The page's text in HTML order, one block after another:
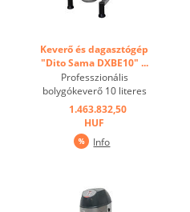
Keverő és dagasztógép
"Dito Sama DXBE10" ...
Professzionális
bolygókeverő 10 literes
kapacitással és elektronikus
sebességszabályozással.
Rögzítő csomópont nélkül.
Rozsdamentes acél ház. A
időzítővel 0-59 perc. ...
1.463.832,50
HUF
Info